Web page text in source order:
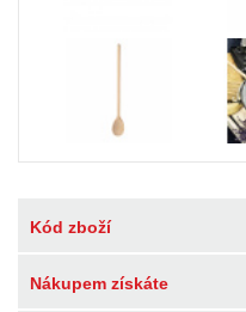
Kód zboží
Nákupem získáte